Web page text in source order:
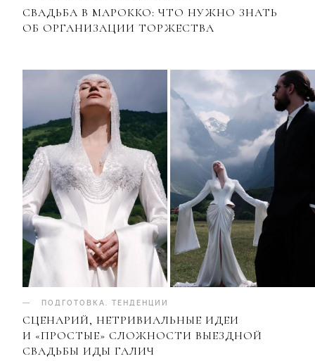
СВАДЬБА В МАРОККО: ЧТО НУЖНО ЗНАТЬ
ОБ ОРГАНИЗАЦИИ ТОРЖЕСТВА
ПОДГОТОВКА ТЕНДЕНЦИИ
СЦЕНАРИЙ, НЕТРИВИАЛЬНЫЕ ИДЕИ
И «ПРОСТЫЕ» СЛОЖНОСТИ ВЫЕЗДНОЙ
СВАДЬБЫ ИДЫ ГАЛИЧ